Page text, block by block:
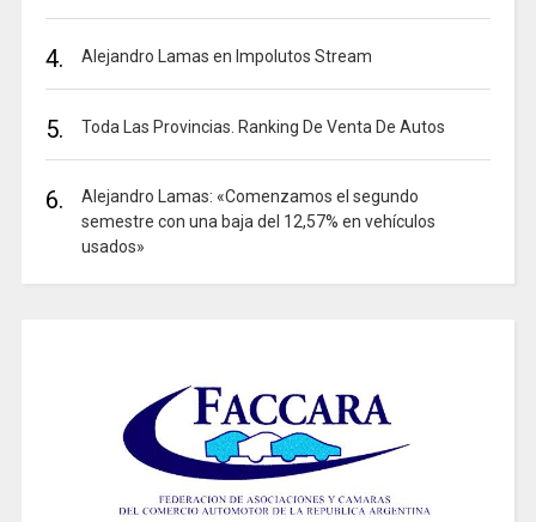
4. Alejandro Lamas en Impolutos Stream
5. Toda Las Provincias. Ranking De Venta De Autos
6.
Alejandro Lamas: «Comenzamos el segundo
semestre con una baja del 12,57% en vehículos
usados»